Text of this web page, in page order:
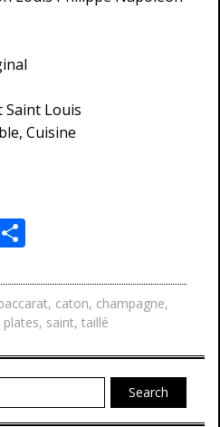
Saint Louis
Cuisine
Share
ta
g
er
, caton, champagne,
plates, saint, taillé
Search